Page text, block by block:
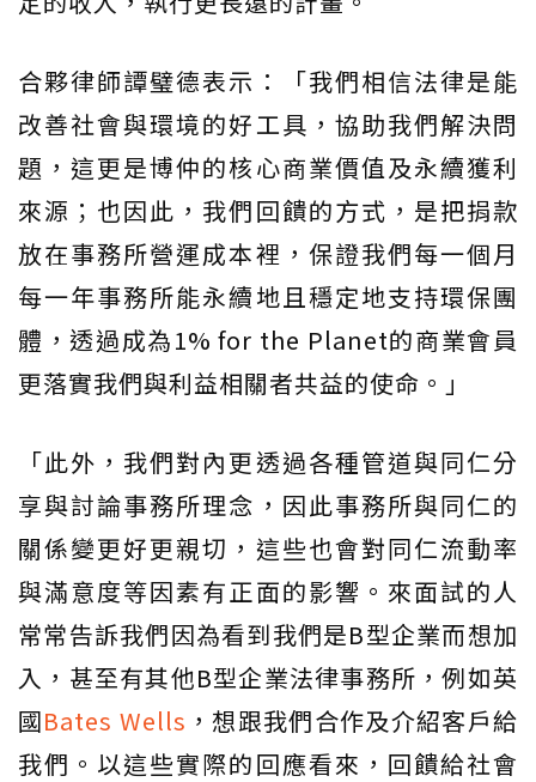
合夥律師譚璧德表示：「我們相信法律是能
改善社會與環境的好工具，協助我們解決問
題，這更是博仲的核心商業價值及永續獲利
來源；也因此，我們回饋的方式，是把捐款
放在事務所營運成本裡，保證我們每一個月
每一年事務所能永續地且穩定地支持環保團
體，透過成為1% for the Planet的商業會員
更落實我們與利益相關者共益的使命。」
「此外，我們對內更透過各種管道與同仁分
享與討論事務所理念，因此事務所與同仁的
關係變更好更親切，這些也會對同仁流動率
與滿意度等因素有正面的影響。來面試的人
常常告訴我們因為看到我們是B型企業而想加
入，甚至有其他B型企業法律事務所，例如英
國Bates Wells ，想跟我們合作及介紹客戶給
我們。以這些實際的回應看來，回饋給社會